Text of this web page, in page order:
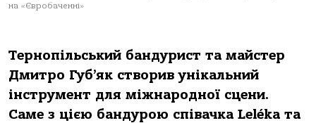
на «Євробаченні»
Тернопільський бандурист та майстер
Дмитро Губ’як створив унікальний
інструмент для міжнародної сцени.
Саме з цією бандурою співачка Leléka та